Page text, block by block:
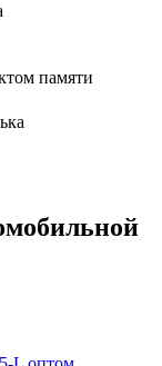
памяти